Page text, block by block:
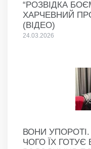
“РОЗВІДКА
ХАРЧЕВНИЙ
(ВІДЕО)
24.03.2026
ВОНИ
ЧОГО ЇХ ГОТУЄ